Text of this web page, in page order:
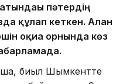
пәтердің
құлап кеткен. Алған
оқиға орнында көз
биыл Шымкентте